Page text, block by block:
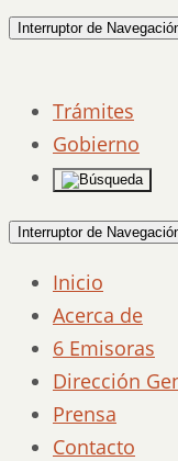
Interruptor de
Trámites
Gobierno
Interruptor de
Inicio
Acerca de
6 Emisoras
Dirección
Prensa
Contacto